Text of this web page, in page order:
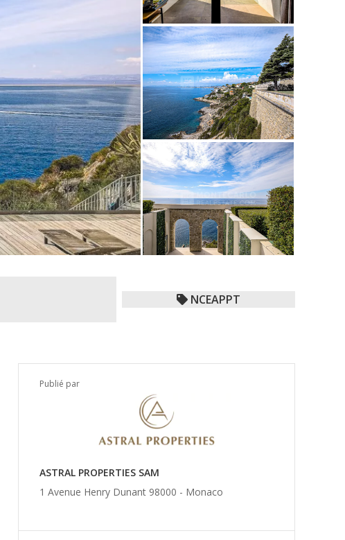
NCEAPPT
Publié par
ASTRAL PROPERTIES SAM
1 Avenue Henry Dunant 98000 - Monaco